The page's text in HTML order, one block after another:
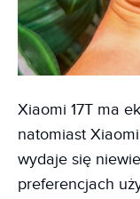
Xiaomi 17T ma
natomiast
wydaje się
preferencjach